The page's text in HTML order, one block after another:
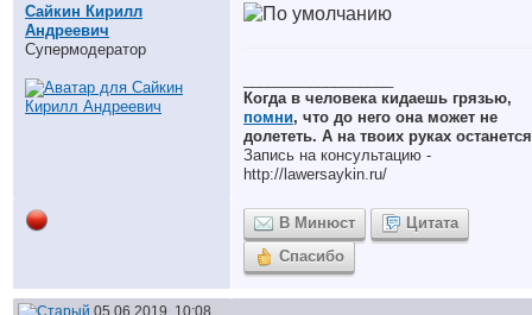
Сайкин Кирилл
Андреевич
Супермодератор
Когда в человека кидаешь грязью,
помни, что до него она может не
долететь. А на твоих руках
Запись на консультацию -
http://lawersaykin.ru/
В Минюст
Цитата
Спасибо
05.06.2019, 10:08